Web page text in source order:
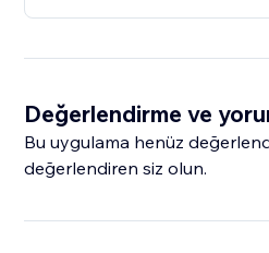
Değerlendirme ve
Bu uygulama henüz
değerlendiren siz olun.